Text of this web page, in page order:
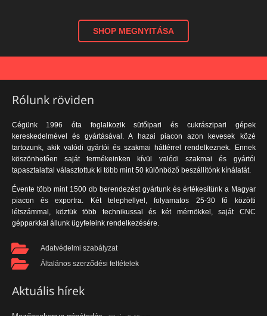
SHOP MEGNYITÁSA
Rólunk röviden
Cégünk 1996 óta foglalkozik sütőipari és cukrászipari gépek
kereskedelmével és gyártásával. A hazai piacon azon kevesek közé
tartozunk, akik valódi gyártói és szakmai háttérrel rendelkeznek. Ennek
köszönhetően saját termékeinken kívül valódi szakmai és gyártói
tapasztalattal választottuk ki több mint 50 különböző beszállítónk kínálatát.
Évente több mint 1500 db berendezést gyártunk és értékesítünk a Magyar
piacon és exportra. Két telephellyel, folyamatos 25-30 fő közötti
létszámmal, köztük több technikussal és két mérnökkel, saját CNC
gépparkkal állunk ügyfeleink rendelkezésére.
Adatvédelmi szabályzat
Általános szerződési feltételek
Aktuális hírek